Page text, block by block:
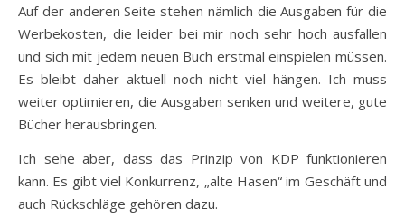
Auf der anderen Seite stehen nämlich die Ausgaben für die
Werbekosten, die leider bei mir noch sehr hoch ausfallen
und sich mit jedem neuen Buch erstmal einspielen müssen.
Es bleibt daher aktuell noch nicht viel hängen. Ich muss
weiter optimieren, die Ausgaben senken und weitere, gute
Bücher herausbringen.
Ich sehe aber, dass das Prinzip von KDP funktionieren
kann. Es gibt viel Konkurrenz, „alte Hasen“ im Geschäft und
auch Rückschläge gehören dazu.